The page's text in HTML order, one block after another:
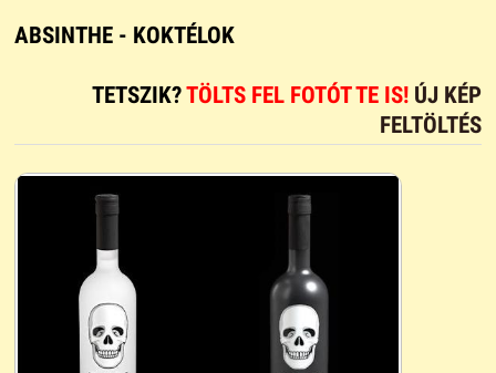
ABSINTHE - KOKTÉLOK
TETSZIK?TÖLTS FEL FOTÓT TE IS! ÚJ KÉP
FELTÖLTÉS